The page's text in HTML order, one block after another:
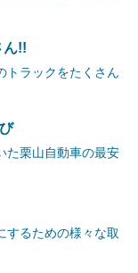
ん!!
トラックをたくさん
た栗山自動車の最安
するための様々な取